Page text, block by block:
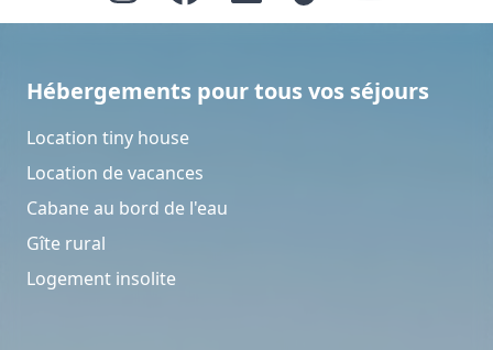
Hébergements pour tous vos séjours
Location tiny house
Location de vacances
Cabane au bord de l'eau
Gîte rural
Logement insolite